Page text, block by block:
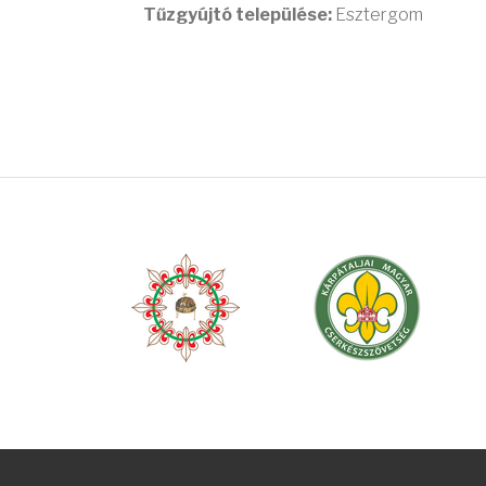
Tűzgyújtó települése: Esztergom